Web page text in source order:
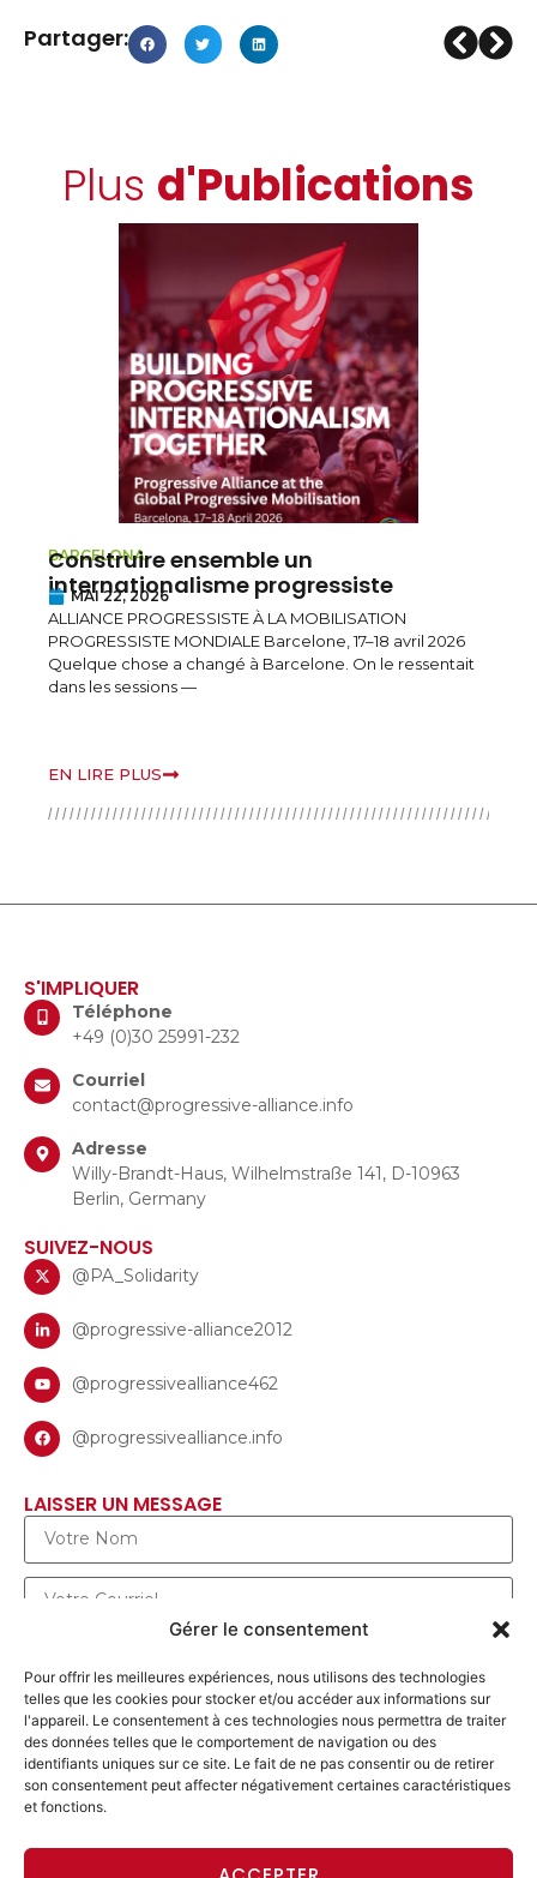
Gérer le consentement
Pour offrir les meilleures expériences, nous utilisons des technologies
telles que les cookies pour stocker et/ou accéder aux informations sur
l'appareil. Le consentement à ces technologies nous permettra de traiter
des données telles que le comportement de navigation ou des
identifiants uniques sur ce site. Le fait de ne pas consentir ou de retirer
son consentement peut affecter négativement certaines caractéristiques
et fonctions.
Partager:
Plus d'Publications
BARCELONA
Construire ensemble un
internationalisme progressiste
MAI 22, 2026
ALLIANCE PROGRESSISTE À LA MOBILISATION
PROGRESSISTE MONDIALE Barcelone, 17–18 avril 2026
Quelque chose a changé à Barcelone. On le ressentait
dans les sessions —
EN LIRE PLUS
S'IMPLIQUER
Téléphone
+49 (0)30 25991-232
Courriel
contact@progressive-alliance.info
Adresse
Willy-Brandt-Haus, Wilhelmstraße 141, D-10963
Berlin, Germany
SUIVEZ-NOUS
@PA_Solidarity
@progressive-alliance2012
@progressivealliance462
@progressivealliance.info
LAISSER UN MESSAGE